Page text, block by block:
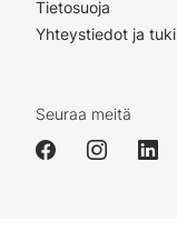
Tietosuoja
Yhteystiedot ja tuki
Seuraa meitä